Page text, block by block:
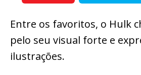
Entre os favoritos, o Hulk
pelo seu visual forte e
ilustrações.